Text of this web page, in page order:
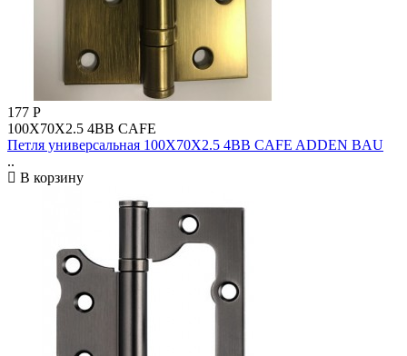
177 Р
100X70X2.5 4BB CAFE
Петля универсальная 100X70X2.5 4BB CAFE ADDEN BAU
..
В корзину